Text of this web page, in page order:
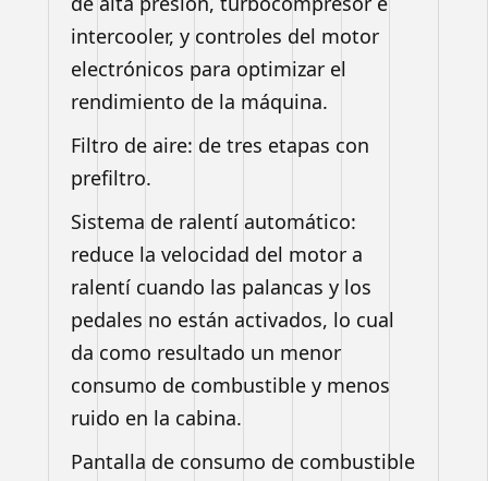
intercooler, y controles del motor
electrónicos para optimizar el
rendimiento de la máquina.
Filtro de aire: de tres etapas con
prefiltro.
Sistema de ralentí automático:
reduce la velocidad del motor a
ralentí cuando las palancas y los
pedales no están activados, lo cual
da como resultado un menor
consumo de combustible y menos
ruido en la cabina.
Pantalla de consumo de combustible